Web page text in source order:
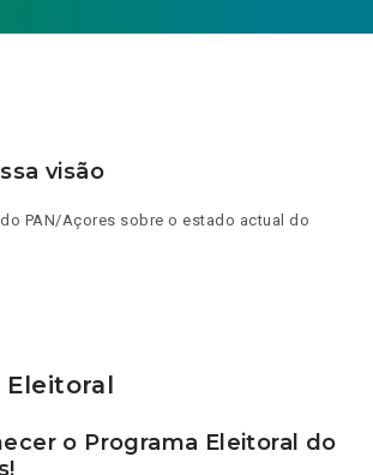
visão
PAN/Açores sobre o estado actual do
Eleitoral
o Programa Eleitoral do